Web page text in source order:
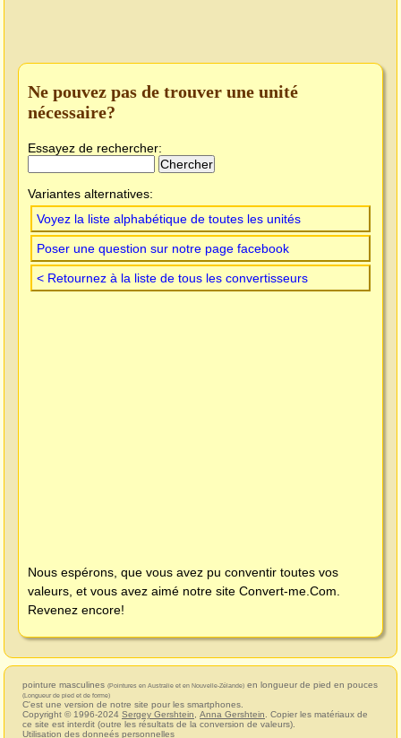
Ne pouvez pas de trouver une unité
nécessaire?
Essayez de rechercher:
Variantes alternatives:
Voyez la liste alphabétique de toutes les unités
Poser une question sur notre page facebook
< Retournez à la liste de tous les convertisseurs
Nous espérons, que vous avez pu conventir toutes vos
valeurs, et vous avez aimé notre site Convert-me.Com.
Revenez encore!
pointure masculines (Pointures en Australie et en Nouvelle-Zélande) en longueur de pied en pouces
(Longueur de pied et de forme)
C'est une version de notre site pour les smartphones.
Copyright © 1996-2024 Sergey Gershtein, Anna Gershtein. Copier les matériaux de
ce site est interdit (outre les résultats de la conversion de valeurs).
Utilisation des donneés personnelles